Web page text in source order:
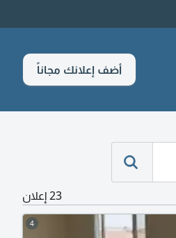
أضف إعلانك مجاناً
23 إعلان
4